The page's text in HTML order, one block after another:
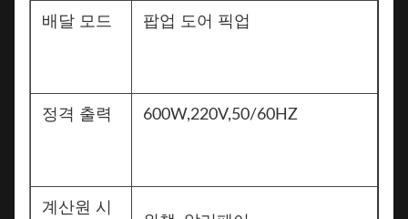
배달 모드 팝업 도어 픽업
정격 출력 600W,220V,50/60HZ
계산원 시